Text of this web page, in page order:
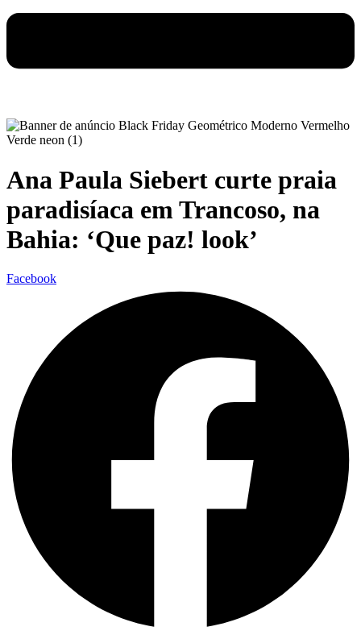
Ana Paula Siebert curte praia
paradisíaca em Trancoso, na
Bahia: ‘Que paz! look’
Facebook